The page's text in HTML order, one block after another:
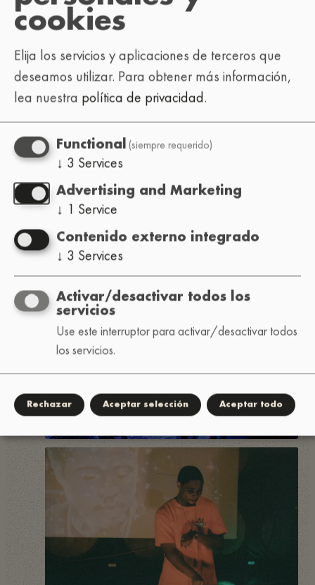
cookies
Elija los servicios y aplicaciones de terceros que
deseamos utilizar. Para obtener más información,
lea nuestra política de privacidad.
Functional (siempre requerido)
↓ 3 Services
Advertising and Marketing
↓ 1 Service
Contenido externo integrado
↓ 3 Services
Activar/desactivar todos los
servicios
Use este interruptor para activar/desactivar todos
los servicios.
Rechazar Aceptar selección Aceptar todo